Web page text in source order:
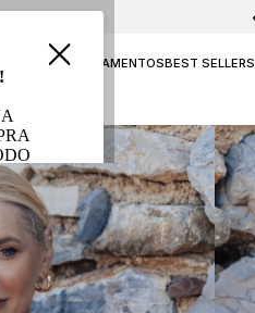
ATEMPORALLANÇAMENTOSBEST SELLERS